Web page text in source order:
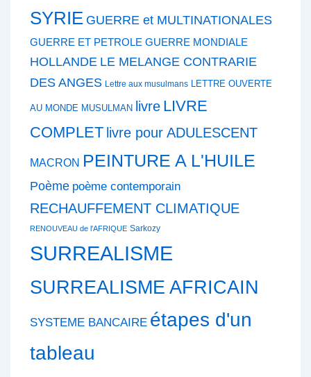
SYRIE GUERRE et MULTINATIONALES
GUERRE ET PETROLE GUERRE MONDIALE
HOLLANDE LE MELANGE CONTRARIE
DES ANGES Lettre aux musulmans LETTRE OUVERTE
AU MONDE MUSULMAN livre LIVRE
COMPLET livre pour ADULESCENT
MACRON PEINTURE A L'HUILE
Poème poème contemporain
RECHAUFFEMENT CLIMATIQUE
RENOUVEAU de l'AFRIQUE Sarkozy
SURREALISME
SURREALISME AFRICAIN
SYSTEME BANCAIRE étapes d'un
tableau